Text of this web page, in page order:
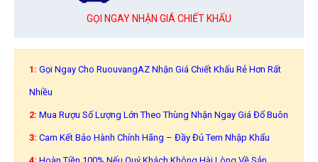
GỌI NGAY NHẬN GIÁ CHIẾT KHẤU
1: Gọi Ngay Cho RuouvangAZ Nhận Giá Chiết Khấu Rẻ Hơn Rất
Nhiều
2: Mua Rượu Số Lượng Lớn Theo Thùng Nhận Ngay Giá Đổ Buôn
3: Cam Kết Bảo Hành Chính Hãng – Đầy Đủ Tem Nhập Khẩu